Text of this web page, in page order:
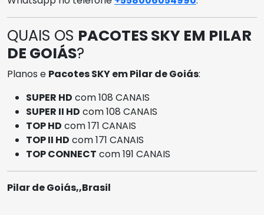
QUAIS OS PACOTES SKY EM PILAR
DE GOIÁS?
Planos e Pacotes SKY em Pilar de Goiás:
SUPER HD com 108 CANAIS
SUPER II HD com 108 CANAIS
TOP HD com 171 CANAIS
TOP II HD com 171 CANAIS
TOP CONNECT com 191 CANAIS
Pilar de Goiás,,Brasil